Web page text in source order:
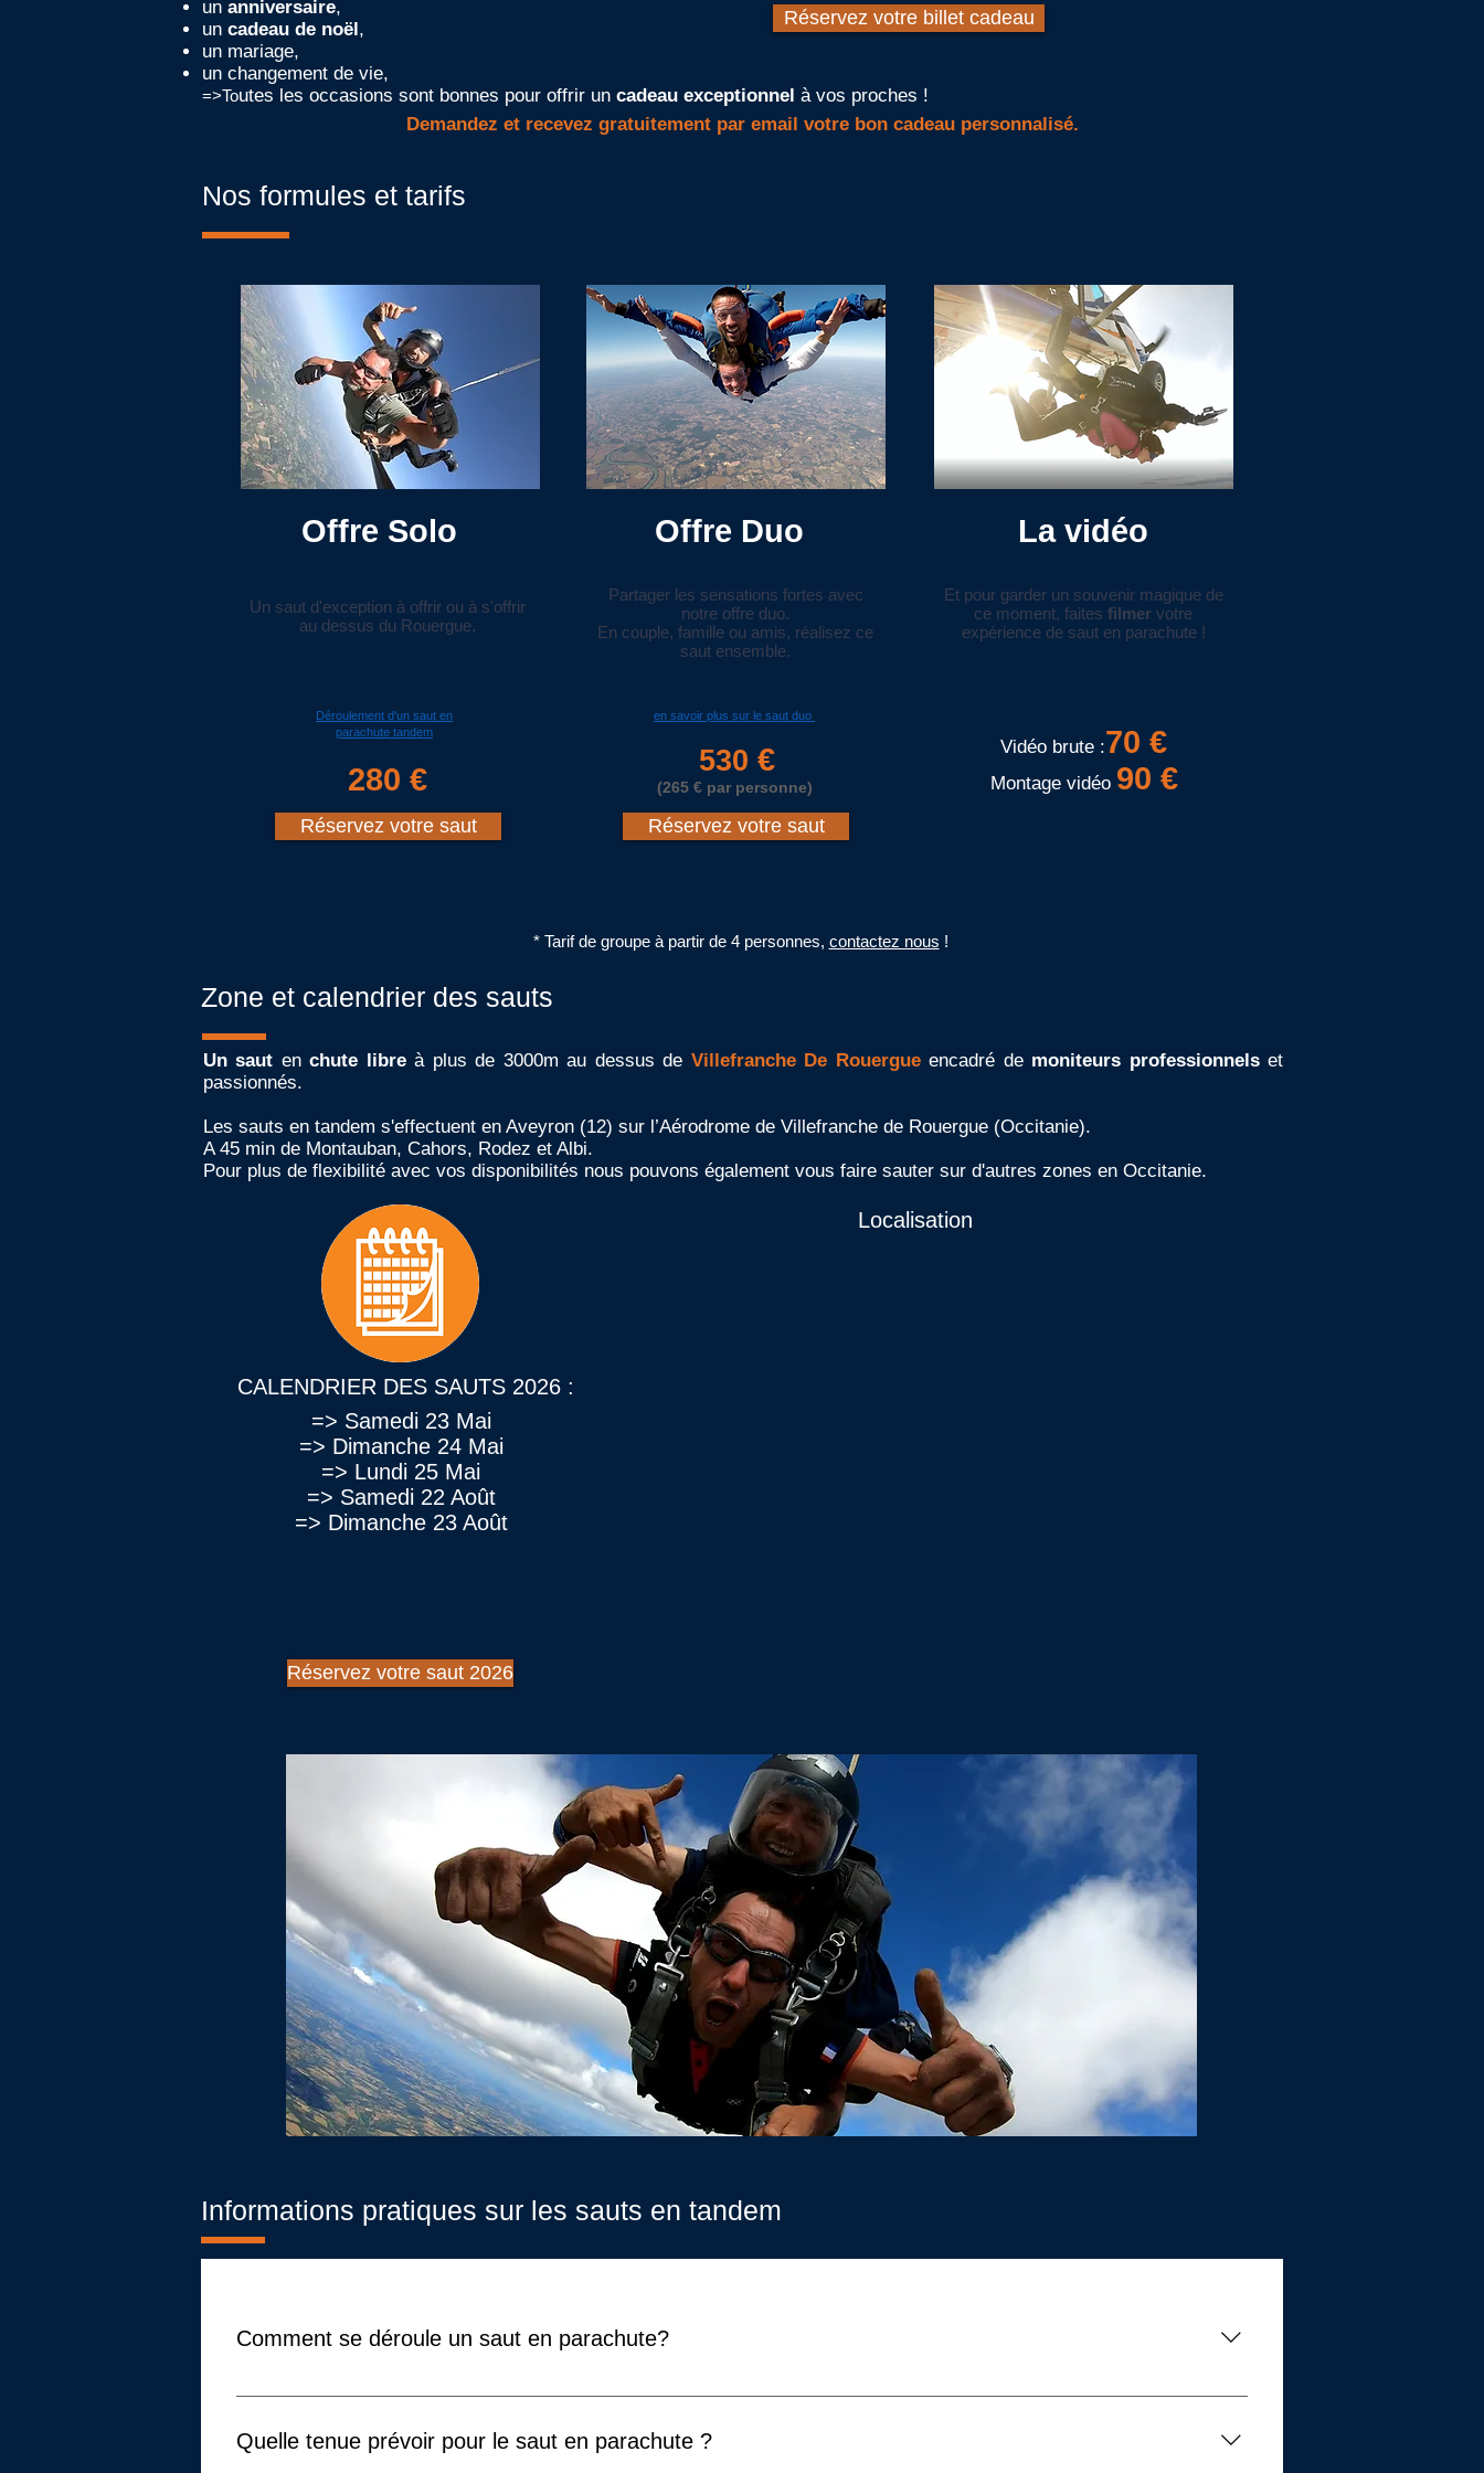
un anniversaire,
un cadeau de noël,
un mariage,
un changement de vie,
​=>Toutes les occasions sont bonnes pour offrir un cadeau exceptionnel à vos proches !
Demandez et recevez gratuitement par email votre bon cadeau personnalisé.
Réservez votre billet cadeau
Nos formules et tarifs
Offre Solo
280 €
Un saut d'exception à offrir ou à s'offrir
au dessus du Rouergue.
Réservez votre saut
Déroulement d'un saut en
parachute tandem
Offre Duo
530 €
(265 € par personne)
Partager les sensations fortes avec
notre offre duo.
En couple, famille ou amis, réalisez ce
saut ensemble.
Réservez votre saut
en savoir plus sur le saut duo
La vidéo
Vidéo brute :70 €
Montage vidéo 90 €
Et pour garder un souvenir magique de
ce moment, faites filmer votre
expérience de saut en parachute !
* Tarif de groupe à partir de 4 personnes, contactez nous !
Zone et calendrier des sauts
Un saut enchute libreà plus de 3000m au dessus de Villefranche De Rouergueencadré de moniteurs professionnelset
passionnés.
Les sauts en tandem s'effectuent en Aveyron (12) sur l’Aérodrome de Villefranche de Rouergue (Occitanie).
A 45 min de Montauban, Cahors, Rodez et Albi.
Pour plus de flexibilité avec vos disponibilités nous pouvons également vous faire sauter sur d'autres zones en Occitanie.
CALENDRIER DES SAUTS 2026 :
=> Samedi 23 Mai
=> Dimanche 24 Mai
=> Lundi 25 Mai
=> Samedi 22 Août
=> Dimanche 23 Août
Localisation
Réservez votre saut 2026
Informations pratiques sur les sauts en tandem
Comment se déroule un saut en parachute?
La prestation se décompose en 4 phases principales : -> le briefing et la préparation environ 20 minutes Vous apprenez les
d'un baptême de l'air au dessus de la région entre Vallée du Lot et Gorges de l'Aveyron. -> le saut en chute libre environ 40
Quelle tenue prévoir pour le saut en parachute ?